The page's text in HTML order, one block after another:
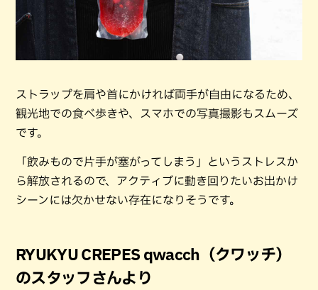
ストラップを肩や首にかければ両手が自由になるため、
観光地での食べ歩きや、スマホでの写真撮影もスムーズ
です。
「飲みもので片手が塞がってしまう」というストレスか
ら解放されるので、アクティブに動き回りたいお出かけ
シーンには欠かせない存在になりそうです。
RYUKYU CREPES qwacch（クワッチ）
のスタッフさんより